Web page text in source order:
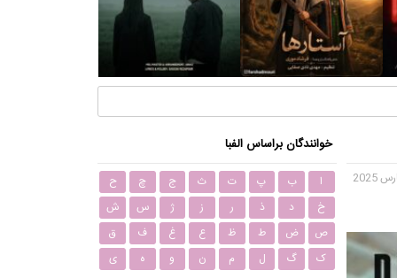
خوانندگان براساس الفبا
ا ب پ ت ث ج چ
ح
خ
د ذ ر ز ژ س
ش
ص
ض ط ظ ع غ ف
ق
ک
گ ل م ن و ه ی